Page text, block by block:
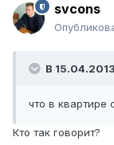
svcons
В
что в квартире
Кто так говорит?